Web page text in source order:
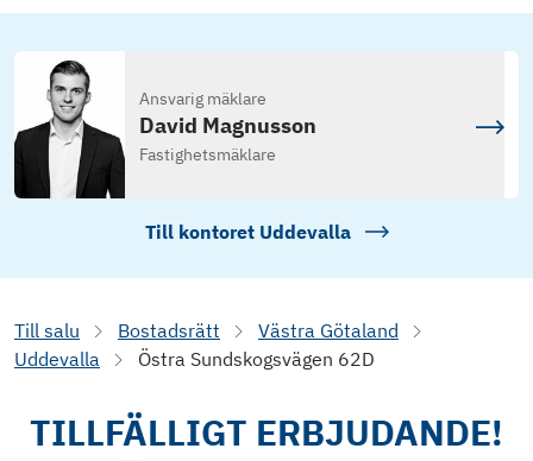
Ansvarig mäklare
David Magnusson
Fastighetsmäklare
Till kontoret Uddevalla
Till salu Bostadsrätt
Västra Götaland
Uddevalla
Östra Sundskogsvägen 62D
TILLFÄLLIGT ERBJUDANDE!